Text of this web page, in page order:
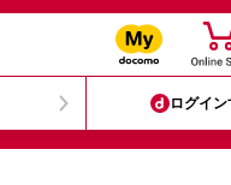
ログイン